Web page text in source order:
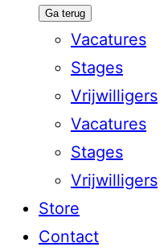
Ga terug
Vacatures
Stages
Vrijwilligers
Vacatures
Stages
Vrijwilligers
Store
Contact